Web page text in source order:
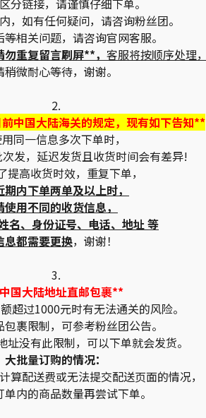
分链接，请谨慎仔细下单。
，如有任何疑问，请咨询粉丝团。
相关问题，请咨询官网客服。
重复留言刷屏**， 客服将按顺序处理，
稍微耐心等待，谢谢。
2.
中国大陆海关的规定，现有如下告知**
同一信息多次下单时，
发，延迟发货且收货时间会有差异!
提高收货时效，重复下单，
期内下单两单及以上时，
使用不同的收货信息，
名、身份证号、电话、地址 等
息都需要更换，谢谢！
3.
国大陆地址直邮包裹**
超过1000元时有无法通关的风险。
裹限制，可参考粉丝团公告。
没有此限制，可以下单就会发货。
大批量订购的情况：
算配送费或无法提交配送页面的情况，
内的商品数量再尝试下单。